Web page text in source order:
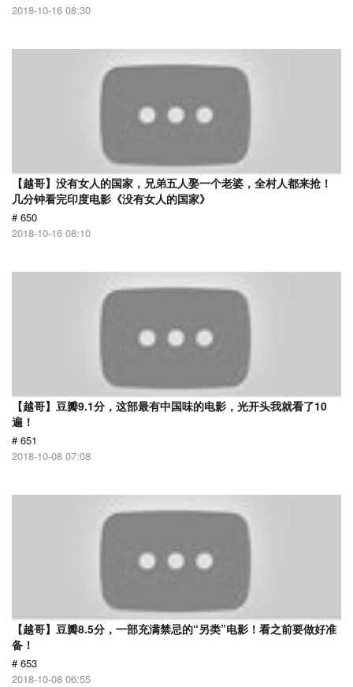
2018-10-16 08:30
【越哥】没有女人的国家，兄弟五人娶一个老婆，全村人都来抢！
几分钟看完印度电影《没有女人的国家》
# 650
2018-10-16 08:10
【越哥】豆瓣9.1分，这部最有中国味的电影，光开头我就看了10
遍！
# 651
2018-10-08 07:08
【越哥】豆瓣8.5分，一部充满禁忌的“另类”电影！看之前要做好准
备！
# 653
2018-10-08 06:55